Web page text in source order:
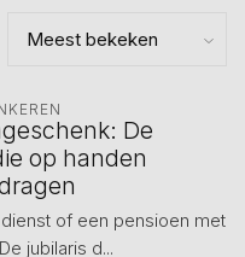
De
op handen
of een pensioen met
jubilaris d...